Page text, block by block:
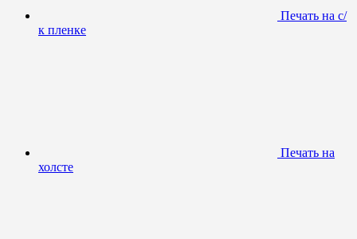
Печать на с/
к пленке
Печать на
холсте